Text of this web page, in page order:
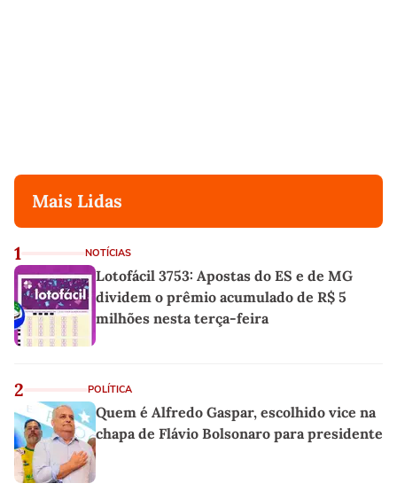
Mais Lidas
1 NOTÍCIAS
Lotofácil 3753: Apostas do ES e de MG
dividem o prêmio acumulado de R$ 5
milhões nesta terça-feira
2 POLÍTICA
Quem é Alfredo Gaspar, escolhido vice na
chapa de Flávio Bolsonaro para presidente